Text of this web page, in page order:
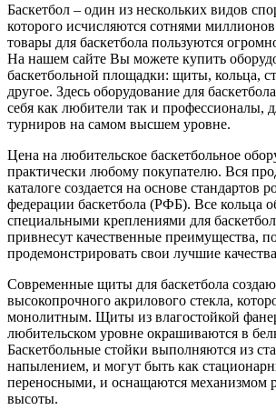
Баскетбол – один из нескольких видов
которого исчисляются сотнями
товары для баскетбола пользуются
На нашем сайте Вы можете купить
баскетбольной площадки: щиты, кольца,
другое. Здесь оборудование для
себя как любители так и профессионалы,
турниров на самом высшем уровне.
Цена на любительское баскетбольное
практически любому покупателю. Вся
каталоге создается на основе стандартов
федерации баскетбола (РФБ). Все кольца
специальными креплениями для
привнесут качественные преимущества,
продемонстрировать свои лучшие
Современные щиты для баскетбола
высокопрочного акрилового стекла,
монолитным. Щиты из влагостойкой
любительском уровне окрашиваются в
Баскетбольные стойки выполняются из
напылением, и могут быть как
переносными, и оснащаются механизмом
высоты.